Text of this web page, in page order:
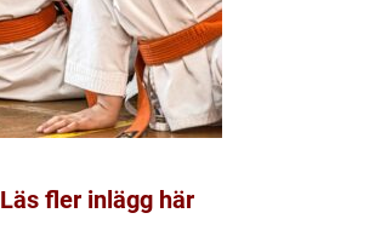
Läs fler inlägg här